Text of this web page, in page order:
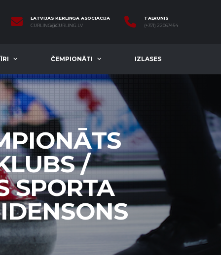
LATVIJAS KĒRLINGA ASOCIĀCIJA
CURLING@CURLING.LV
TĀLRUNIS
(+371) 22067454
ČEMPIONĀTI IZLASES
/
SPORTA